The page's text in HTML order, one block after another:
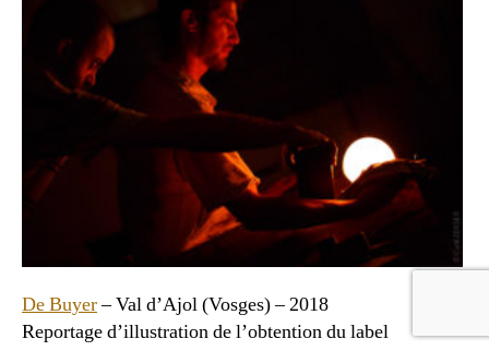
De Buyer– Val d’Ajol (Vosges) – 2018
Reportage d’illustration de l’obtention du label